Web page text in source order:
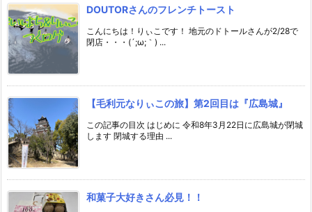
DOUTORさんのフレンチトースト
こんにちは！りぃこです！ 地元のドトールさんが2/28で
閉店・・・(´;ω;｀) ...
【毛利元なりぃこの旅】第2回目は『広島城』
この記事の目次 はじめに 令和8年3月22日に広島城が閉城
します 閉城する理由 ...
和菓子大好きさん必見！！